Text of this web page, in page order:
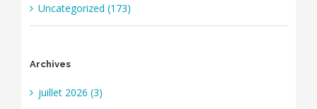
Uncategorized (173)
Archives
juillet 2026 (3)